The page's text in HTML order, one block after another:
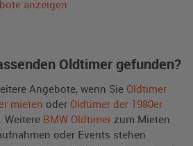
anzeigen
Oldtimer gefunden?
Angebote, wenn Sie Oldtimer
mieten oder Oldtimer der 1980er
Weitere BMW Oldtimer zum Mieten
oder Events stehen